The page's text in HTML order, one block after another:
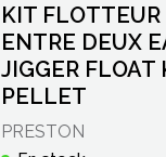
KIT FLOTTEUR
ENTRE DEUX
JIGGER FLOAT
PELLET
PRESTON